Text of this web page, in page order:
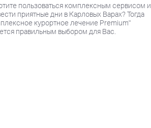
пользоваться комплексным сервисом и
приятные дни в Карловых Варах? Тогда
курортное лечение Premium"
правильным выбором для Вас.